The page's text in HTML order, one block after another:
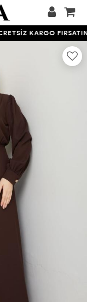
KARGO FIRSATINI